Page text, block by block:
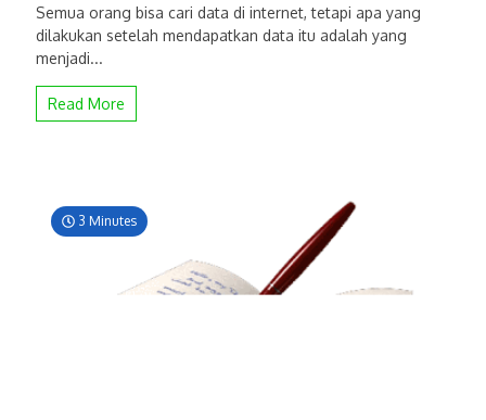
Semua orang bisa cari data di internet, tetapi apa yang
dilakukan setelah mendapatkan data itu adalah yang
menjadi...
Read More
3 Minutes